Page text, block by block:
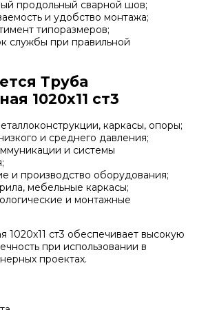
продольный сварной шов;
и удобство монтажа;
типоразмеров;
службы при правильной
Труба
1020х11 ст3
каркасы, опоры;
и среднего давления;
и системы
и производство оборудования;
мебельные каркасы;
и монтажные
1020х11 ст3 обеспечивает высокую
при использовании в
проектах.